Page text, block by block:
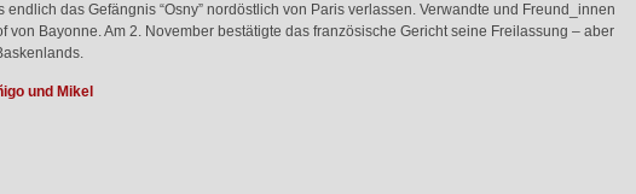
das Gefängnis “Osny” nordöstlich von Paris verlassen. Verwandte und Freund_innen
Bayonne. Am 2. November bestätigte das französische Gericht seine Freilassung – aber
und Mikel